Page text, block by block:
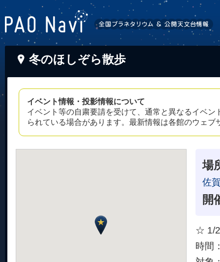
冬のほしぞら散歩
イベント情報・投影情報について
イベント等の自粛要請を受けて、通常と異なるイベ
られている場合があります。最新情報は各館のウェ
場
佐
開
☆ 1/
時間